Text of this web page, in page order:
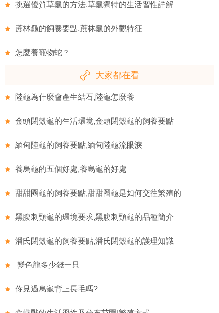
挑選優質草龜的方法,草龜獨特的生活習性詳解
蔗林龜的飼養要點,蔗林龜的外觀特征
怎麼養寵物蛇？
大家都在看
陸龜為什麼會產生結石,陸龜怎麼養
金頭閉殼龜的生活環境,金頭閉殼龜的飼養要點
緬甸陸龜的飼養要點,緬甸陸龜流眼淚
養烏龜的五個好處,養烏龜的好處
甜甜圈龜的飼養要點,甜甜圈龜是如何交往繁殖的
黑腹刺頸龜的環境要求,黑腹刺頸龜的品種簡介
潘氏閉殼龜的飼養要點,潘氏閉殼龜的護理知識
變色龍多少錢一只
你見過烏龜背上長毛嗎?